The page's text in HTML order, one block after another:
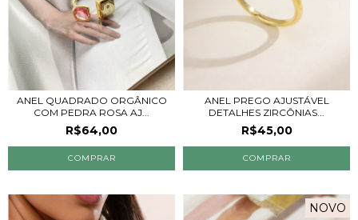
ANEL QUADRADO ORGÂNICO
COM PEDRA ROSA AJ...
R$64,00
COMPRAR
ANEL PREGO AJUSTÁVEL
DETALHES ZIRCÔNIAS...
R$45,00
NOVO